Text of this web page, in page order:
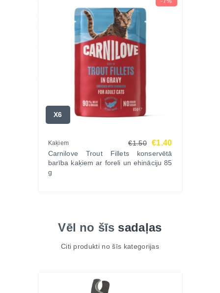
X6
Kaķiem €1.50 €1.40
Carnilove Trout Fillets konservētā
barība kaķiem ar foreli un ehināciju 85
g
Vēl no šīs sadaļas
Citi produkti no šīs kategorijas